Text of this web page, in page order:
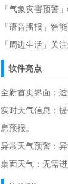
「气象灾害预警
「语音播报」智
「周边生活」关
软件亮点
全新首页界面：
实时天气信息：
息预报。
异常天气预警：
桌面天气：无需